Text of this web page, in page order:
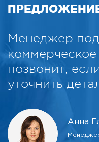
Менеджер
позвонит,
уточнить
Анна